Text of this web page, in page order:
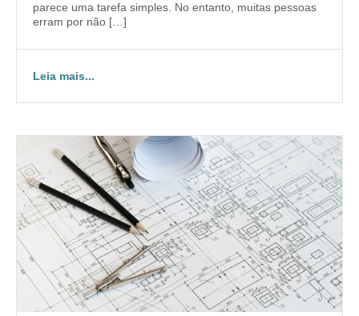
parece uma tarefa simples. No entanto, muitas pessoas
erram por não […]
Leia mais...